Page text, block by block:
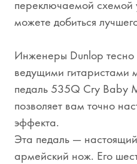
переключаемой схемой
можете добиться
Инженеры Dunlop тесно
ведущими гитаристами
педаль 535Q Cry Baby
позволяет вам точно
эффекта.
Эта педаль —
армейский нож. Его